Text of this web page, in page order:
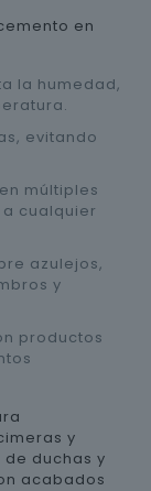
en
la humedad,
evitando
múltiples
cualquier
azulejos,
y
productos
y
duchas y
acabados